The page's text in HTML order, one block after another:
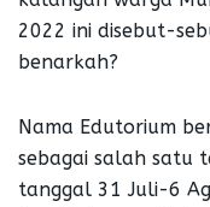
2022 ini disebut-
benarkah?
Nama Edutorium
sebagai salah satu
tanggal 31 Juli-6